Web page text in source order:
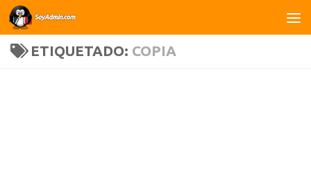
Saltar al contenido
ETIQUETADO: COPIA